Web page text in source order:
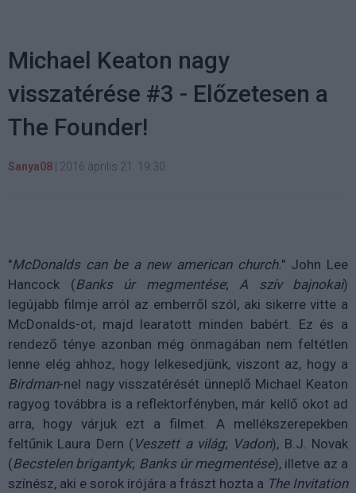
Michael Keaton nagy
visszatérése #3 - Előzetesen a
The Founder!
Sanya08 2016 április 21. 19:30
"McDonalds can be a new american church." John Lee
Hancock (Banks úr megmentése; A szív bajnokai)
legújabb filmje arról az emberről szól, aki sikerre vitte a
McDonalds-ot, majd learatott minden babért. Ez és a
rendező ténye azonban még önmagában nem feltétlen
lenne elég ahhoz, hogy lelkesedjünk, viszont az, hogy a
Birdman-nel nagy visszatérését ünneplő Michael Keaton
ragyog továbbra is a reflektorfényben, már kellő okot ad
arra, hogy várjuk ezt a filmet. A mellékszerepekben
feltűnik Laura Dern ( Veszett a világ; Vadon), B.J. Novak
(Becstelen brigantyk; Banks úr megmentése), illetve az a
színész, aki e sorok írójára a frászt hozta a The Invitation